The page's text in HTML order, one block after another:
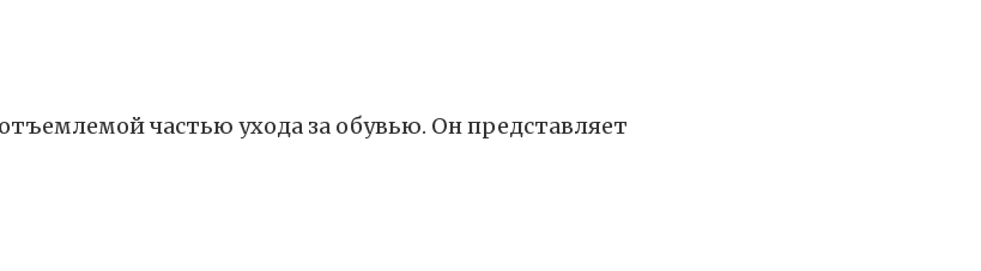
частью ухода за обувью. Он представляет